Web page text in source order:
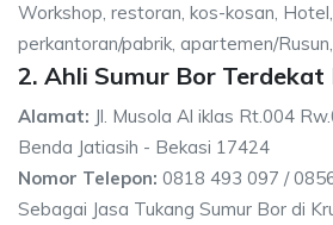
Workshop, restoran, kos-kosan,
perkantoran/pabrik, apartemen/
2. Ahli Sumur Bor
Alamat: Jl. Musola Al iklas Rt.004
Benda Jatiasih - Bekasi 17424
Nomor Telepon: 0818 493 097 /
Sebagai Jasa Tukang Sumur Bor di